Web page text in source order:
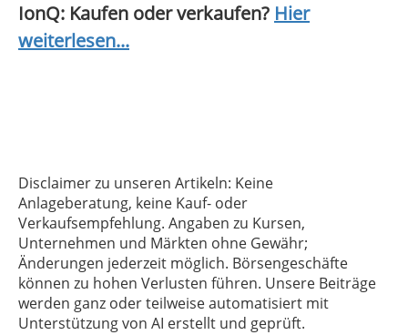
IonQ: Kaufen oder verkaufen? Hier
weiterlesen...
Disclaimer zu unseren Artikeln: Keine
Anlageberatung, keine Kauf- oder
Verkaufsempfehlung. Angaben zu Kursen,
Unternehmen und Märkten ohne Gewähr;
Änderungen jederzeit möglich. Börsengeschäfte
können zu hohen Verlusten führen. Unsere Beiträge
werden ganz oder teilweise automatisiert mit
Unterstützung von AI erstellt und geprüft.